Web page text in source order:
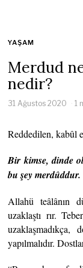
YAŞAM
Merdud
nedir?
31 Ağustos 2020 1
Reddedilen, kabûl
Bir kimse, dinde
bu şey merdûddur.
Allahü teâlânın
uzaklaştı rır.
uzaklaşmadıkça,
yapılmalıdır.